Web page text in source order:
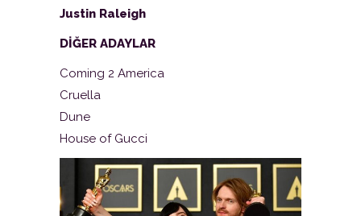
Justin Raleigh
DİĞER ADAYLAR
Coming 2 America
Cruella
Dune
House of Gucci